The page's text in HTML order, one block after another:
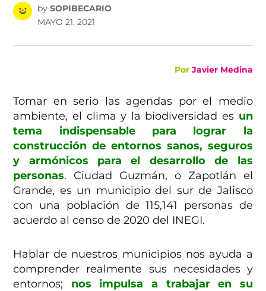
by SOPIBECARIO
MAYO 21, 2021
Por Javier Medina
Tomar en serio las agendas por el medio
ambiente, el clima y la biodiversidad es un
tema indispensable para lograr la
construcción de entornos sanos, seguros
y armónicos para el desarrollo de las
personas. Ciudad Guzmán, o Zapotlán el
Grande, es un municipio del sur de Jalisco
con una población de 115,141 personas de
acuerdo al censo de 2020 del INEGI.
Hablar de nuestros municipios nos ayuda a
comprender realmente sus necesidades y
entornos; nos impulsa a trabajar en su